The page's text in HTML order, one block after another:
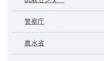
警察庁
農水省